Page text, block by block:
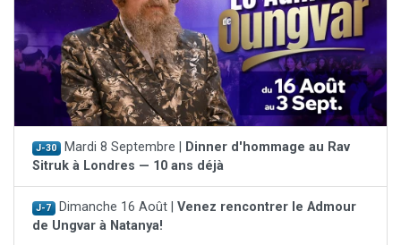
J-30 Mardi 8 Septembre |
Dinner d'hommage au Rav
Sitruk à Londres — 10 ans déjà
J-7 Dimanche 16 Août | Venez rencontrer le Admour
de Ungvar à Natanya!